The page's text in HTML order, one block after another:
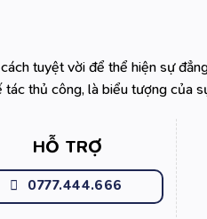
tuyệt vời để thể hiện sự
thủ công, là biểu tượng của
HỖ TRỢ
0777.444.666